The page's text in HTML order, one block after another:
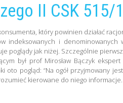
II CSK 515/
który powinien działać
indeksowanych i
poglądy jak niżej. Szczególnie
był prof Mirosław Bączyk
oto pogląd: “Na ogół przyjmowany
kierowane do niego